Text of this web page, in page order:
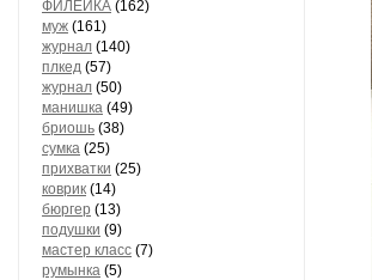
ФИЛЕЙКА (162)
муж (161)
журнал (140)
плкед (57)
журнал (50)
манишка (49)
бриошь (38)
сумка (25)
прихватки (25)
коврик (14)
бюргер (13)
подушки (9)
мастер класс (7)
румынка (5)